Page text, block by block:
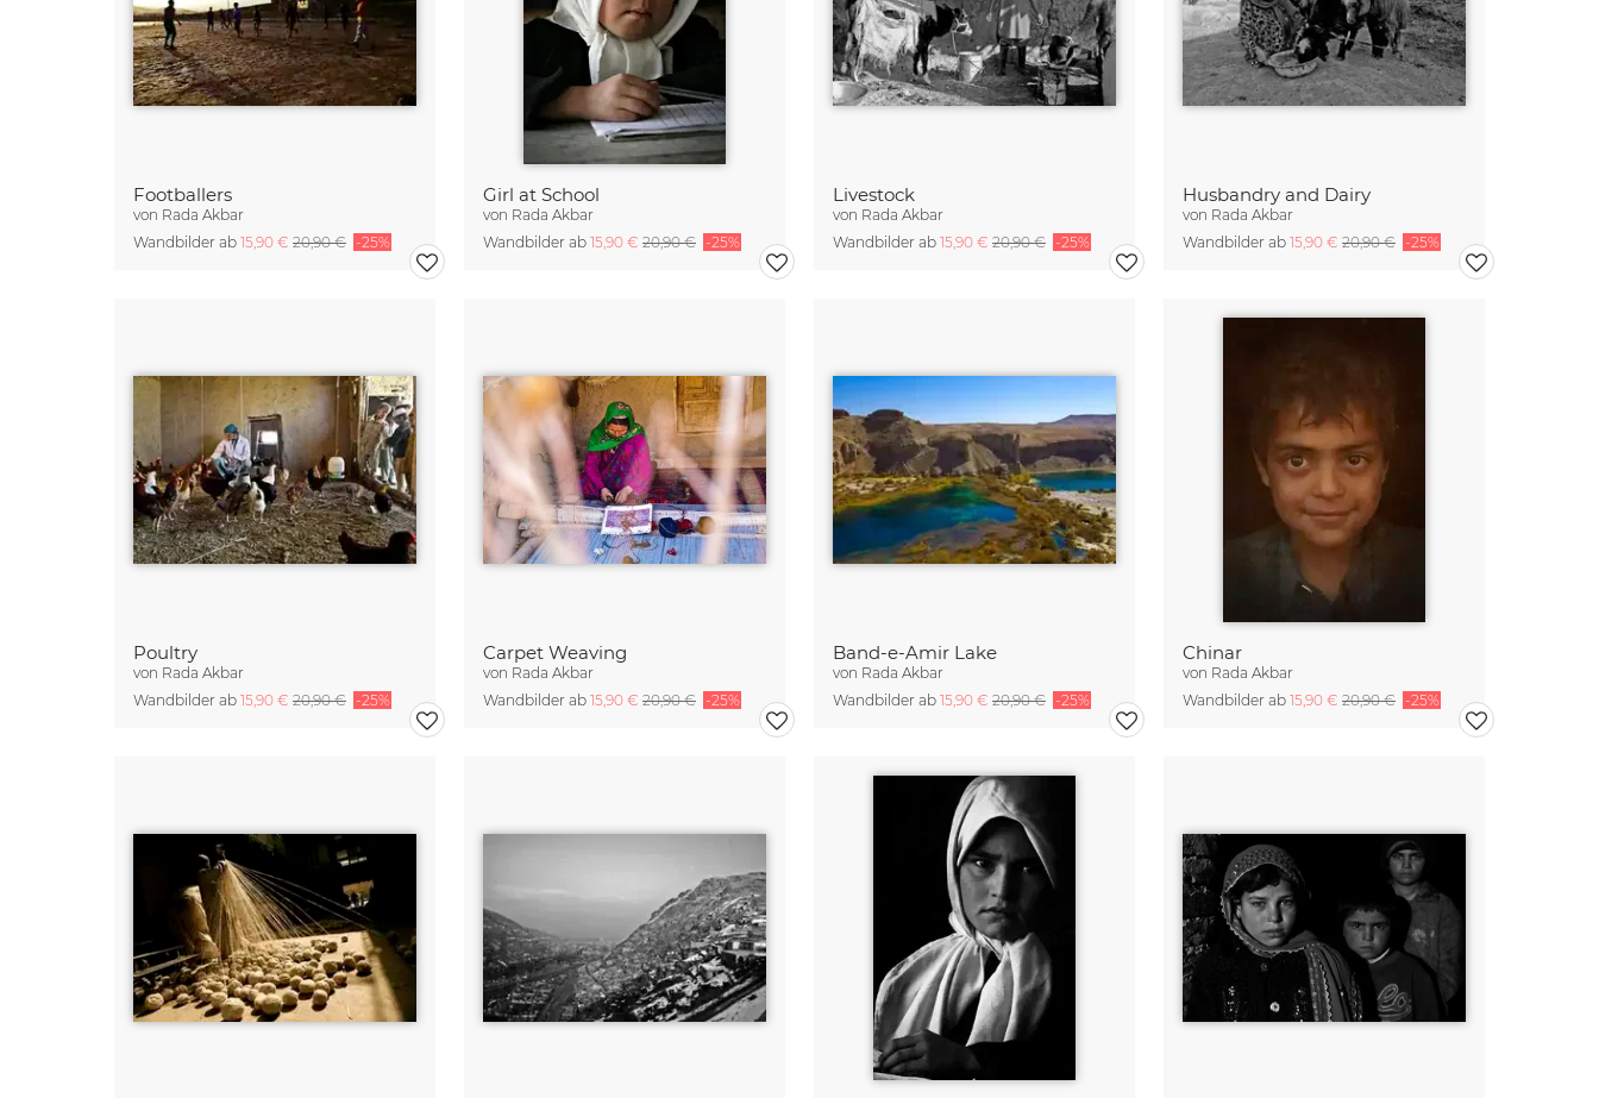
Footballers
von Rada Akbar
Wandbilder ab 15,90 € 20,90 € -25%
Girl at School
von Rada Akbar
Wandbilder ab 15,90 € 20,90 € -25%
Livestock
von Rada Akbar
Wandbilder ab 15,90 € 20,90 € -25%
Husbandry and Dairy
von Rada Akbar
Wandbilder ab 15,90 € 20,90 € -25%
Poultry
von Rada Akbar
Wandbilder ab 15,90 € 20,90 € -25%
Carpet Weaving
von Rada Akbar
Wandbilder ab 15,90 € 20,90 € -25%
Band-e-Amir Lake
von Rada Akbar
Wandbilder ab 15,90 € 20,90 € -25%
Chinar
von Rada Akbar
Wandbilder ab 15,90 € 20,90 € -25%